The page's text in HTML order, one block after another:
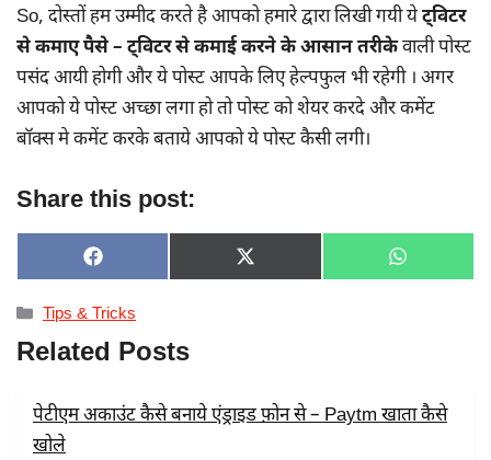
So, दोस्तों हम उम्मीद करते है आपको हमारे द्वारा लिखी गयी येट्विटर
से कमाए पैसे – ट्विटर से कमाई करने के आसान तरीकेवाली पोस्ट
पसंद आयी होगी और ये पोस्ट आपके लिए हेल्पफुल भी रहेगी । अगर
आपको ये पोस्ट अच्छा लगा हो तो पोस्ट को शेयर करदे और कमेंट
बॉक्स मे कमेंट करके बताये आपको ये पोस्ट कैसी लगी।
Share this post:
SHARE
ON
F
A
C
E
B
O
SHARE
ON
X
(
R
SHARE
ON
W
H
Categories
Tips & Tricks
Related Posts
पेटीएम अकाउंट कैसे बनाये एंड्राइड फ़ोन से – Paytm खाता कैसे
खोले